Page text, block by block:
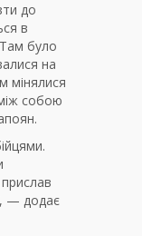
до
в
було
на
мінялися
собою
— додає